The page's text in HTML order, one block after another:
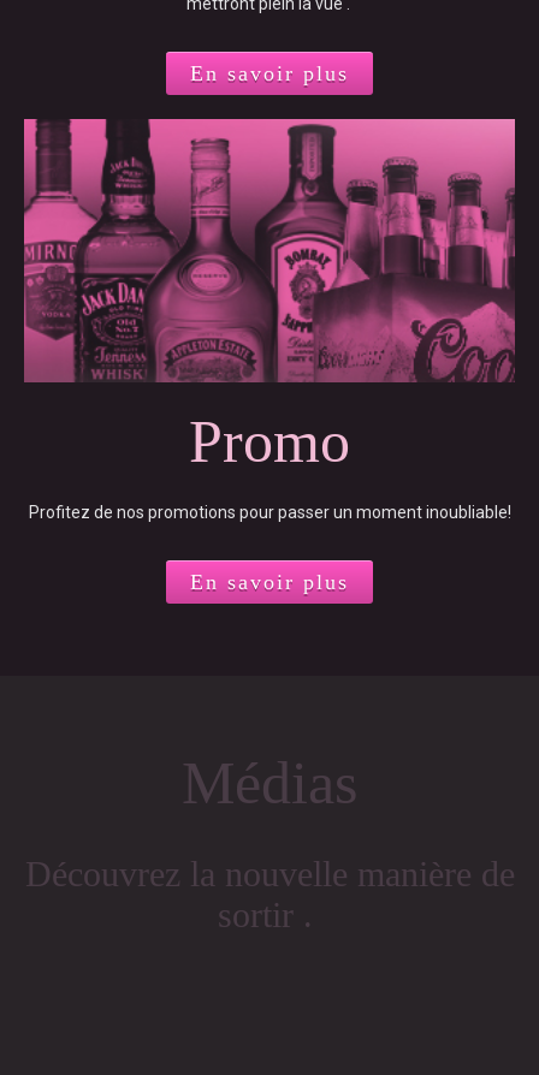
En savoir plus
Promo
Profitez de nos promotions pour passer un moment inoubliable!
En savoir plus
Médias
Découvrez la nouvelle manière de
sortir .